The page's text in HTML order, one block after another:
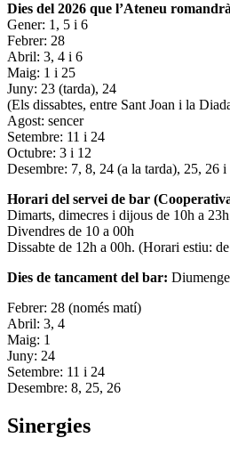
Dies del 2026 que l’Ateneu
Gener: 1, 5 i 6
Febrer: 28
Abril: 3, 4 i 6
Maig: 1 i 25
Juny: 23 (tarda), 24
(Els dissabtes, entre Sant Joan i la
Agost: sencer
Setembre: 11 i 24
Octubre: 3 i 12
Desembre: 7, 8, 24 (a la tarda), 25, 26 i
Horari del servei de bar
Dimarts, dimecres i dijous de 10h a 23h
Divendres de 10 a 00h
Dissabte de 12h a 00h. (Horari estiu:
Dies de tancament del bar:
Febrer: 28 (només matí)
Abril: 3, 4
Maig: 1
Juny: 24
Setembre: 11 i 24
Desembre: 8, 25, 26
Sinergies